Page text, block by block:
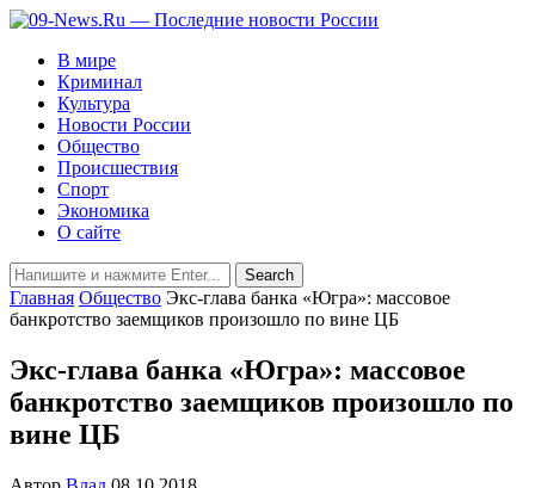
В мире
Криминал
Культура
Новости России
Общество
Происшествия
Спорт
Экономика
О сайте
Главная Общество Экс-глава банка «Югра»: массовое
банкротство заемщиков произошло по вине ЦБ
Экс-глава банка «Югра»: массовое
банкротство заемщиков произошло по
вине ЦБ